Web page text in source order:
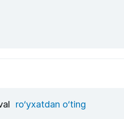
ro‘yxatdan o‘ting